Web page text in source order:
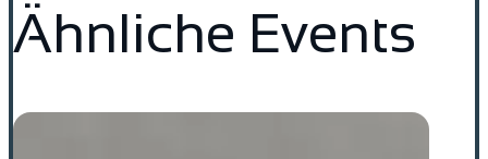
Ähnliche Events